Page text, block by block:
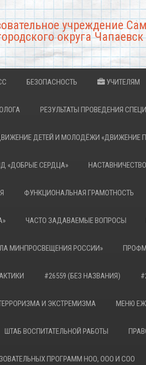
учреждение
округа
БЕЗОПАСНОСТЬ УЧИТЕЛЯМ
РЕЗУЛЬТАТЫ ПРОВЕДЕНИЯ
ДЕТЕЙ И МОЛОДЁЖИ «ДВИЖЕНИЕ
«ДОБРЫЕ СЕРДЦА» НАСТАВНИЧЕСТВО
ФУНКЦИОНАЛЬНАЯ ГРАМОТНОСТЬ
ЧАСТО ЗАДАВАЕМЫЕ ВОПРОСЫ
МИНПРОСВЕЩЕНИЯ РОССИИ»
#26559 (БЕЗ НАЗВАНИЯ)
И ЭКСТРЕМИЗМА МЕНЮ
ШТАБ ВОСПИТАТЕЛЬНОЙ РАБОТЫ
ПРОГРАММ НОО, ООО И СОО